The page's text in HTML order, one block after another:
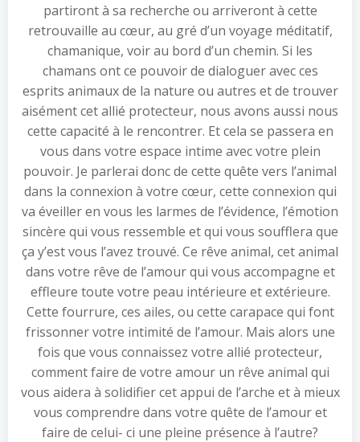
partiront à sa recherche ou arriveront à cette
retrouvaille au cœur, au gré d’un voyage méditatif,
chamanique, voir au bord d’un chemin. Si les
chamans ont ce pouvoir de dialoguer avec ces
esprits animaux de la nature ou autres et de trouver
aisément cet allié protecteur, nous avons aussi nous
cette capacité à le rencontrer. Et cela se passera en
vous dans votre espace intime avec votre plein
pouvoir. Je parlerai donc de cette quête vers l’animal
dans la connexion à votre cœur, cette connexion qui
va éveiller en vous les larmes de l’évidence, l’émotion
sincère qui vous ressemble et qui vous soufflera que
ça y’est vous l’avez trouvé. Ce rêve animal, cet animal
dans votre rêve de l’amour qui vous accompagne et
effleure toute votre peau intérieure et extérieure.
Cette fourrure, ces ailes, ou cette carapace qui font
frissonner votre intimité de l’amour. Mais alors une
fois que vous connaissez votre allié protecteur,
comment faire de votre amour un rêve animal qui
vous aidera à solidifier cet appui de l’arche et à mieux
vous comprendre dans votre quête de l’amour et
faire de celui- ci une pleine présence à l’autre?